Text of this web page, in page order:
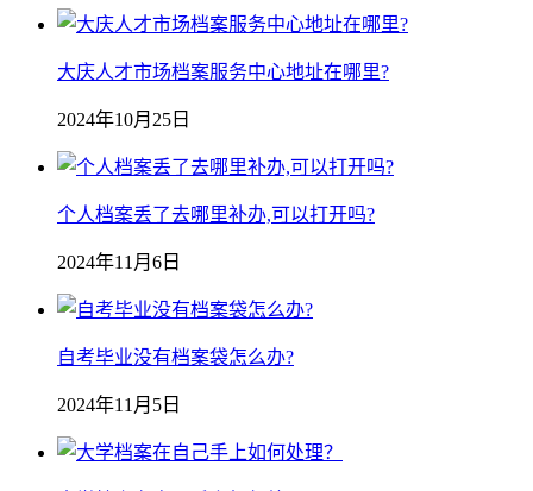
大庆人才市场档案服务中心地址在哪里?
2024年10月25日
个人档案丢了去哪里补办,可以打开吗?
2024年11月6日
自考毕业没有档案袋怎么办?
2024年11月5日